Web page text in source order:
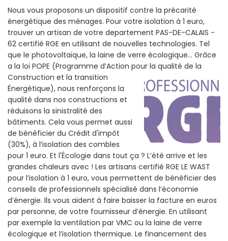
Nous vous proposons un dispositif contre la précarité
énergétique des ménages. Pour votre isolation à 1 euro,
trouver un artisan de votre departement PAS-DE-CALAIS -
62 certifié RGE en utilisant de nouvelles technologies. Tel
que le photovoltaïque, la laine de verre écologique... Grâce
a la loi POPE (Programme d’Action pour la qualité de la
Construction et la transition
Énergétique), nous renforçons la
qualité dans nos constructions et
réduisons la sinistralité des
bâtiments. Cela vous permet aussi
de bénéficier du Crédit d'impôt
(30%), à l’isolation des combles
pour 1 euro. Et l'Écologie dans tout ça ? L’été arrive et les
grandes chaleurs avec ! Les artisans certifié RGE LE WAST
pour l’isolation à 1 euro, vous permettent de bénéficier des
conseils de professionnels spécialisé dans l’économie
d’énergie. Ils vous aident à faire baisser la facture en euros
par personne, de votre fournisseur d’énergie. En utilisant
par exemple la ventilation par VMC ou la laine de verre
écologique et l’isolation thermique. Le financement des